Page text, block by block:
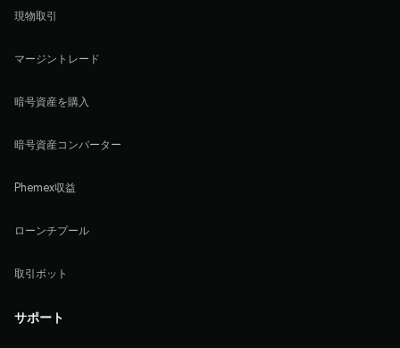
現物取引
マージントレード
暗号資産を購入
暗号資産コンバーター
Phemex収益
ローンチプール
取引ボット
サポート